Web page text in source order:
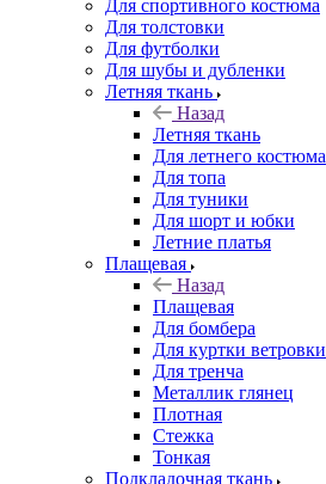
Для спортивного костюма
Для толстовки
Для футболки
Для шубы и дубленки
Летняя ткань
Назад
Летняя ткань
Для летнего костюма
Для топа
Для туники
Для шорт и юбки
Летние платья
Плащевая
Назад
Плащевая
Для бомбера
Для куртки ветровки
Для тренча
Металлик глянец
Плотная
Стежка
Тонкая
Подкладочная ткань